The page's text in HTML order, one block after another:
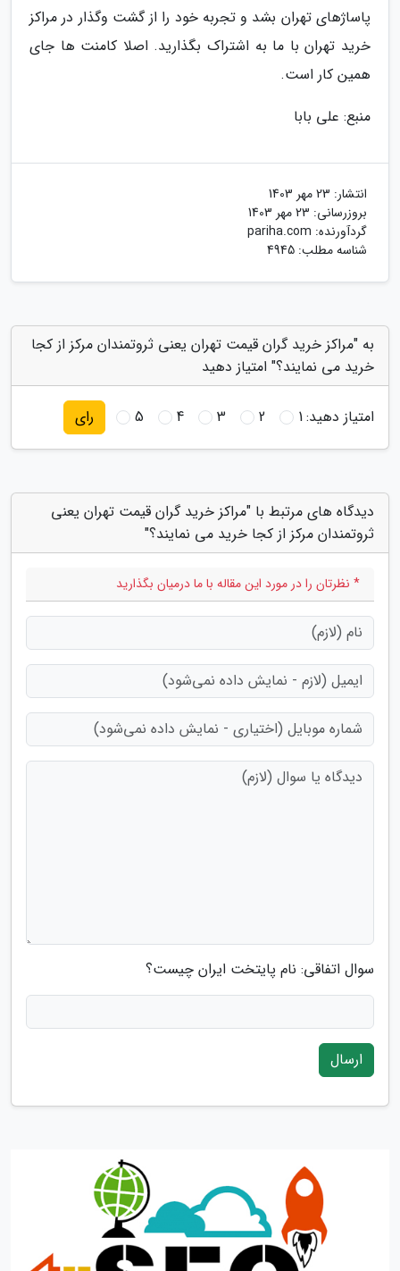
پاساژهای تهران بشد و تجربه خود را از گشت وگذار در مراکز
خرید تهران با ما به اشتراک بگذارید. اصلا کامنت ها جای
همین کار است.
منبع: علی بابا
انتشار: 23 مهر 1403
بروزرسانی: 23 مهر 1403
گردآورنده: pariha.com
شناسه مطلب: 4945
به "مراکز خرید گران قیمت تهران یعنی ثروتمندان مرکز از کجا
خرید می نمایند؟" امتیاز دهید
امتیاز دهید:1
2
3
4
5 رای
دیدگاه های مرتبط با "مراکز خرید گران قیمت تهران یعنی
ثروتمندان مرکز از کجا خرید می نمایند؟"
* نظرتان را در مورد این مقاله با ما درمیان بگذارید
سوال اتفاقی: نام پایتخت ایران چیست؟
ارسال